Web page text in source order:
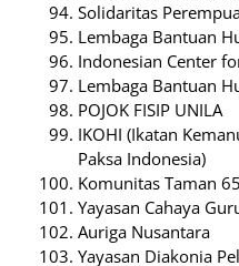
Solidaritas
Lembaga Bantuan
Indonesian Center
Lembaga Bantuan
POJOK FISIP UNILA
IKOHI (Ikatan
Paksa Indonesia)
Komunitas Taman 65
Yayasan Cahaya
Auriga Nusantara
Yayasan Diakonia